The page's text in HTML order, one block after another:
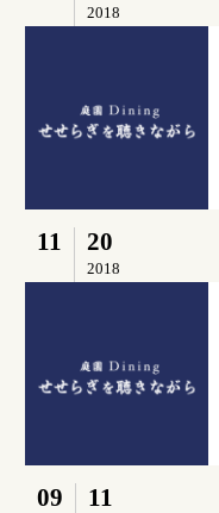
2018
11 20
2018
09 11